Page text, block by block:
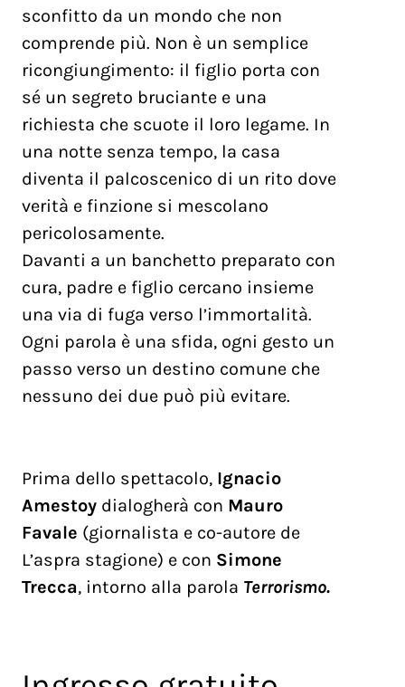
sconfitto da un mondo che non
comprende più. Non è un semplice
ricongiungimento: il figlio porta con
sé un segreto bruciante e una
richiesta che scuote il loro legame. In
una notte senza tempo, la casa
diventa il palcoscenico di un rito dove
verità e finzione si mescolano
pericolosamente.
Davanti a un banchetto preparato con
cura, padre e figlio cercano insieme
una via di fuga verso l’immortalità.
Ogni parola è una sfida, ogni gesto un
passo verso un destino comune che
nessuno dei due può più evitare.
Prima dello spettacolo, Ignacio
Amestoy dialogherà con Mauro
Favale (giornalista e co-autore de
L’aspra stagione) e con Simone
Trecca, intorno alla parola Terrorismo.